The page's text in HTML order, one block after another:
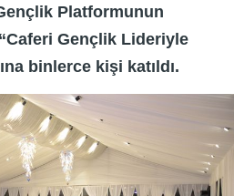
Platformunun
Gençlik Lideriyle
binlerce kişi katıldı.